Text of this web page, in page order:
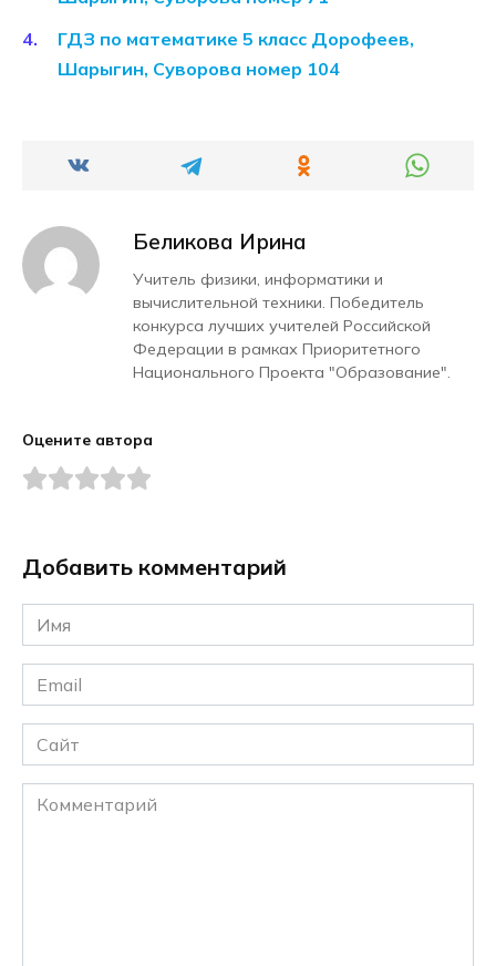
ГДЗ по математике 5 класс Дорофеев,
Шарыгин, Суворова номер 104
Беликова Ирина
Учитель физики, информатики и
вычислительной техники. Победитель
конкурса лучших учителей Российской
Федерации в рамках Приоритетного
Национального Проекта "Образование".
Оцените автора
Добавить комментарий
Имя
*
Email
*
Сайт
Комментарий